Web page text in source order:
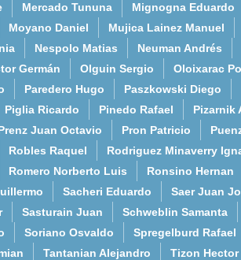
Mercado Tununa
Mignogna Eduardo
Moyano Daniel
Mujica Lainez Manuel
Nespolo Matias
Neuman Andrés
Germán
Olguin Sergio
Oloixarac
Paredero Hugo
Paszkowski Diego
Piglia Ricardo Pinedo Rafael
Pizarnik
Juan Octavio Pron Patricio
Robles Raquel
Rodriguez Minaverry
Romero Norberto Luis
Ronsino Hernan
Sacheri Eduardo
Saer Juan
Sasturain Juan
Schweblin Samanta
Soriano Osvaldo
Spregelburd Rafael
Tantanian Alejandro
Tizon Hector